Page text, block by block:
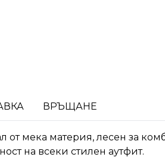
от мека материя, лесен за
на всеки стилен аутфит.
ВРЪЩАНЕ